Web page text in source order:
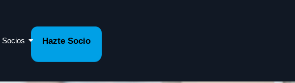
Socios Hazte Socio